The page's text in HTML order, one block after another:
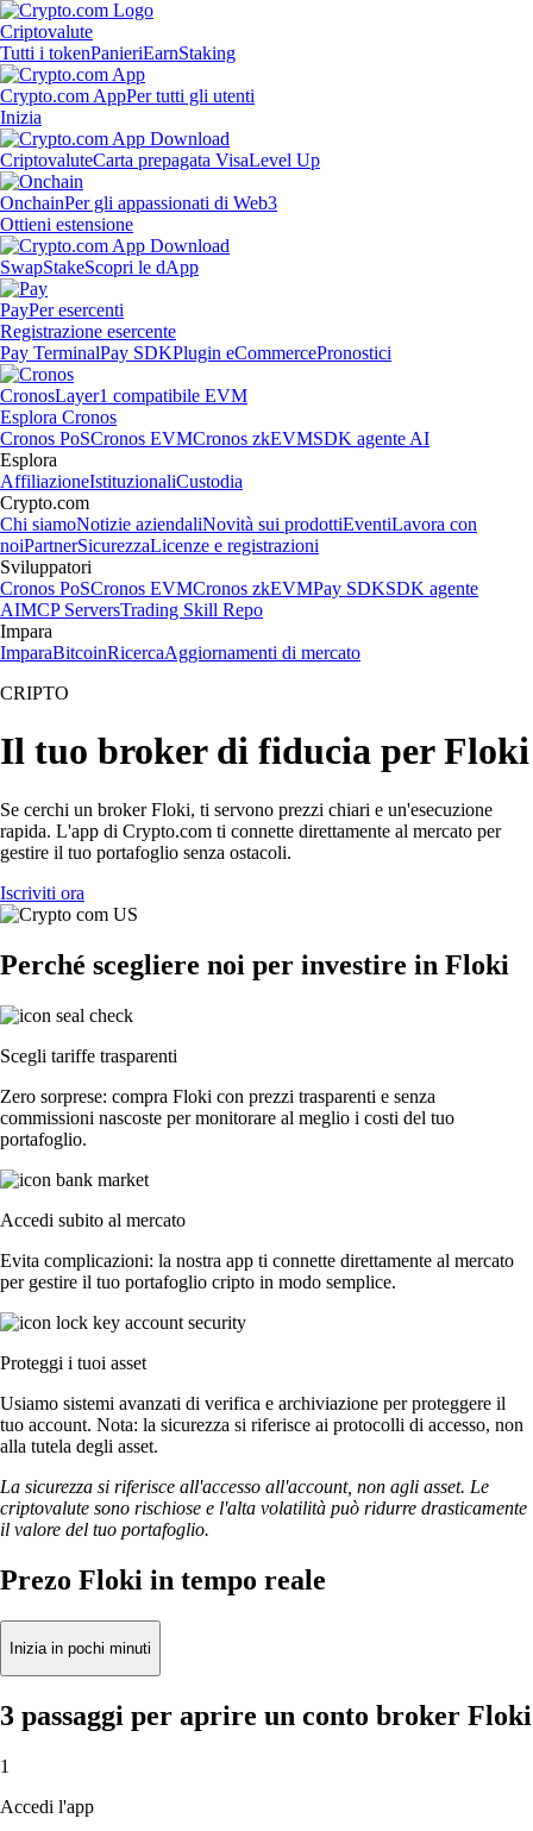
Criptovalute
Tutti i tokenPanieriEarnStaking
Crypto.com AppPer tutti gli utenti
Inizia
CriptovaluteCarta prepagata VisaLevel Up
OnchainPer gli appassionati di Web3
Ottieni estensione
SwapStakeScopri le dApp
PayPer esercenti
Registrazione esercente
Pay TerminalPay SDKPlugin eCommercePronostici
CronosLayer1 compatibile EVM
Esplora Cronos
Cronos PoSCronos EVMCronos zkEVMSDK agente AI
Esplora
AffiliazioneIstituzionaliCustodia
Crypto.com
Chi siamoNotizie aziendaliNovità sui prodottiEventiLavora con
noiPartnerSicurezzaLicenze e registrazioni
Sviluppatori
Cronos PoSCronos EVMCronos zkEVMPay SDKSDK agente
AIMCP ServersTrading Skill Repo
Impara
ImparaBitcoinRicercaAggiornamenti di mercato
CRIPTO
Il tuo broker di fiducia per Floki
Se cerchi un broker Floki, ti servono prezzi chiari e un'esecuzione
rapida. L'app di Crypto.com ti connette direttamente al mercato per
gestire il tuo portafoglio senza ostacoli.
Iscriviti ora
Perché scegliere noi per investire in Floki
Scegli tariffe trasparenti
Zero sorprese: compra Floki con prezzi trasparenti e senza
commissioni nascoste per monitorare al meglio i costi del tuo
portafoglio.
Accedi subito al mercato
Evita complicazioni: la nostra app ti connette direttamente al mercato
per gestire il tuo portafoglio cripto in modo semplice.
Proteggi i tuoi asset
Usiamo sistemi avanzati di verifica e archiviazione per proteggere il
tuo account. Nota: la sicurezza si riferisce ai protocolli di accesso, non
alla tutela degli asset.
La sicurezza si riferisce all'accesso all'account, non agli asset. Le
criptovalute sono rischiose e l'alta volatilità può ridurre drasticamente
il valore del tuo portafoglio.
Prezo Floki in tempo reale
Inizia in pochi minuti
3 passaggi per aprire un conto broker Floki
1
Accedi l'app